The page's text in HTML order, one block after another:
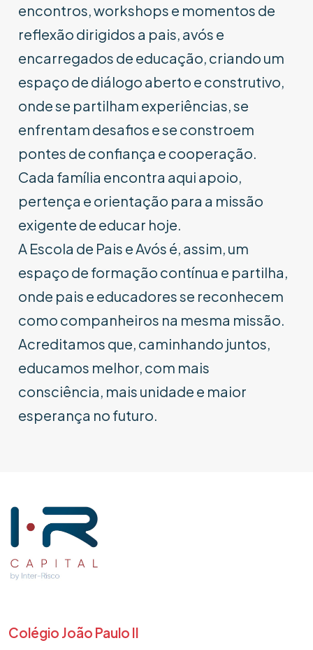
encontros, workshops e momentos de
reflexão dirigidos a pais, avós e
encarregados de educação, criando um
espaço de diálogo aberto e construtivo,
onde se partilham experiências, se
enfrentam desafios e se constroem
pontes de confiança e cooperação.
Cada família encontra aqui apoio,
pertença e orientação para a missão
exigente de educar hoje.
A Escola de Pais e Avós é, assim, um
espaço de formação contínua e partilha,
onde pais e educadores se reconhecem
como companheiros na mesma missão.
Acreditamos que, caminhando juntos,
educamos melhor, com mais
consciência, mais unidade e maior
esperança no futuro.
Colégio João Paulo II